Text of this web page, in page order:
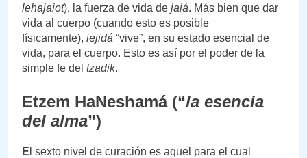
lehajaiot), la fuerza de vida de jaiá. Más bien que dar
vida al cuerpo (cuando esto es posible
físicamente), iejidá “vive”, en su estado esencial de
vida, para el cuerpo. Esto es así por el poder de la
simple fe del tzadik.
Etzem HaNeshamá (“la esencia
del alma”)
E l sexto nivel de curación es aquel para el cual